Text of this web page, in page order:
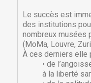
Le succès est
des institutions
nombreux musées
(MoMa, Louvre,
À ces derniers elle
• de
à la liberté